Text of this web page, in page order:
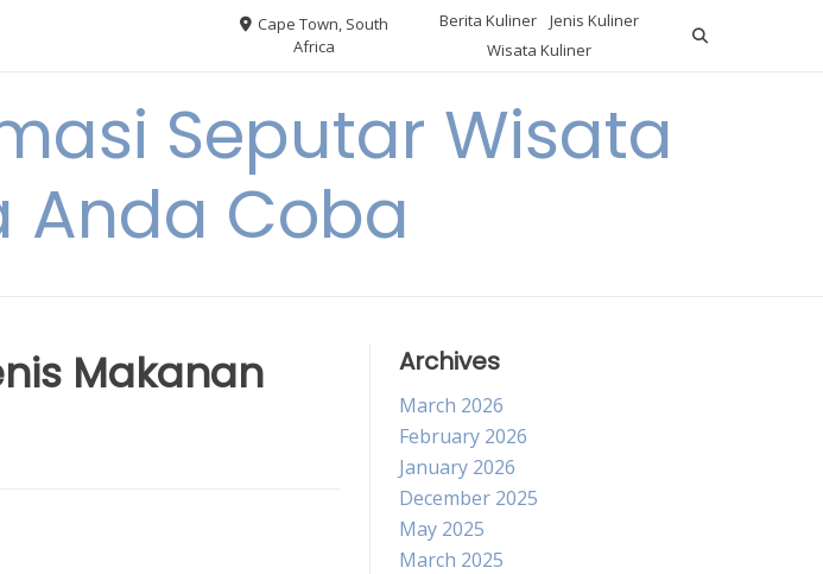
Cape Town, South
Africa
Berita Kuliner
Jenis Kuliner
Wisata Kuliner
Seputar Wisata
Anda Coba
Makanan
Archives
March 2026
February 2026
January 2026
December 2025
May 2025
March 2025